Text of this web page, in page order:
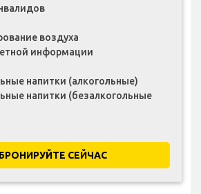
воздуха
информации
напитки (алкогольные)
напитки (безалкогольные
СЕЙЧАС